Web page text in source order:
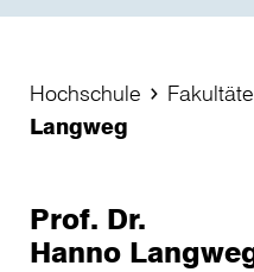
Hochschule
Langweg
Prof. Dr.
Hanno